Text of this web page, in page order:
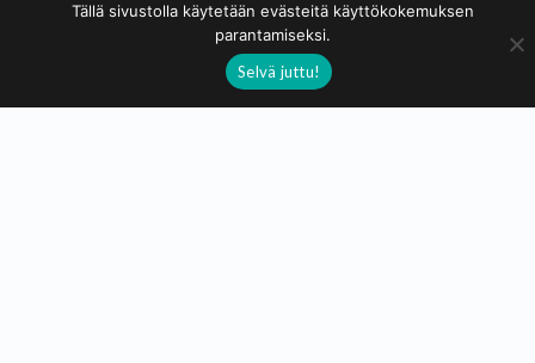
muistivihkoja paperituotteita pinssejä
Pokémon tarroja
Tällä sivustolla käytetään evästeitä käyttökokemuksen
parantamiseksi.
Selvä juttu!